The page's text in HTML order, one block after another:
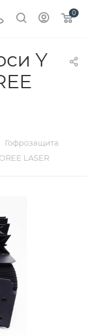
0
Y
Гофрозащита
LASER